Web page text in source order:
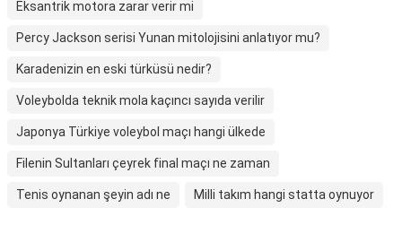
Eksantrik motora zarar verir mi
Percy Jackson serisi Yunan mitolojisini anlatıyor mu?
Karadenizin en eski türküsü nedir?
Voleybolda teknik mola kaçıncı sayıda verilir
Japonya Türkiye voleybol maçı hangi ülkede
Filenin Sultanları çeyrek final maçı ne zaman
Tenis oynanan şeyin adı ne Milli takım hangi statta oynuyor